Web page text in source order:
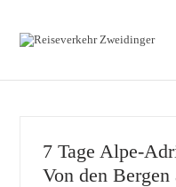
7 Tage Alpe-
Von den